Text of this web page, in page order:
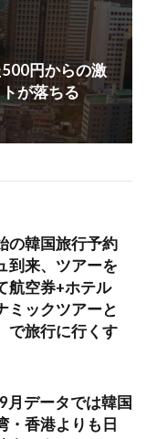
円からの激
が落ちる
の韓国旅行予約
到来、ツアーを
航空券+ホテル
ミックツアーと
で旅行に行くす
月データでは韓国
・香港よりも日